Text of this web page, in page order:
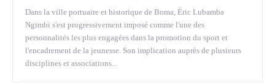
Dans la ville portuaire et historique de Boma, Éric Lubamba
Ngimbi s'est progressivement imposé comme l'une des
personnalités les plus engagées dans la promotion du sport et
l'encadrement de la jeunesse. Son implication auprès de plusieurs
disciplines et associations...